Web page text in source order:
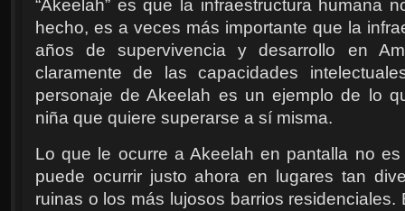
“Akeelah” es que la infraestructura humana
hecho, es a veces más importante que la
años de supervivencia y desarrollo en
claramente de las capacidades
personaje de Akeelah es un ejemplo de lo
niña que quiere superarse a sí misma.
Lo que le ocurre a Akeelah en pantalla no
puede ocurrir justo ahora en lugares tan
ruinas o los más lujosos barrios